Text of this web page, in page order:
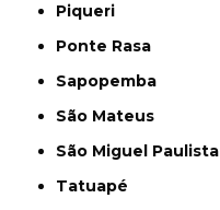
Piqueri
Ponte Rasa
Sapopemba
São Mateus
São Miguel Paulista
Tatuapé